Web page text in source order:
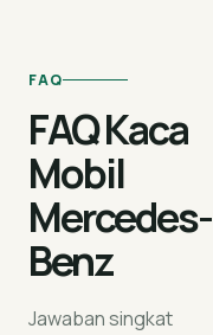
FAQ
FAQ Kaca
Mobil
Mercedes-
Benz
Jawaban singkat